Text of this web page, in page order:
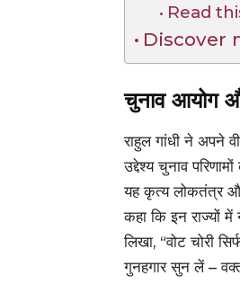
Read
Discover
चुनाव आयोग
राहुल गांधी ने अपने
उद्देश्य चुनाव
यह कृत्य लोकतंत्र और
कहा कि इन राज्यों में
लिखा, “वोट चोरी
गुनहगार सुन लें –